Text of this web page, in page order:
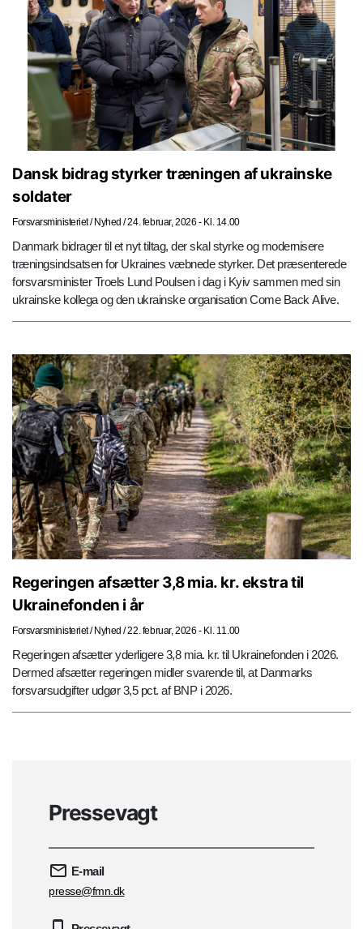
Dansk bidrag styrker træningen af ukrainske
soldater
Forsvarsministeriet/ Nyhed /24. februar, 2026 - Kl. 14.00
Danmark bidrager til et nyt tiltag, der skal styrke og modernisere
træningsindsatsen for Ukraines væbnede styrker. Det præsenterede
forsvarsminister Troels Lund Poulsen i dag i Kyiv sammen med sin
ukrainske kollega og den ukrainske organisation Come Back Alive.
Regeringen afsætter 3,8 mia. kr. ekstra til
Ukrainefonden i år
Forsvarsministeriet/ Nyhed /22. februar, 2026 - Kl. 11.00
Regeringen afsætter yderligere 3,8 mia. kr. til Ukrainefonden i 2026.
Dermed afsætter regeringen midler svarende til, at Danmarks
forsvarsudgifter udgør 3,5 pct. af BNP i 2026.
Pressevagt
E-mail
presse@fmn.dk